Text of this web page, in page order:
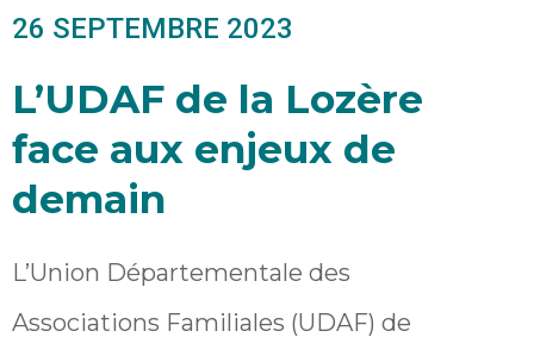
26 SEPTEMBRE 2023
L’UDAF de la Lozère
face aux enjeux de
demain
L’Union Départementale des
Associations Familiales (UDAF) de